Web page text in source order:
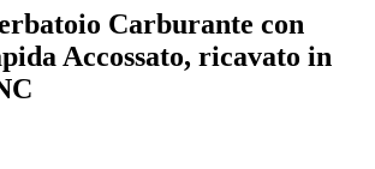
Carburante con
Accossato, ricavato in